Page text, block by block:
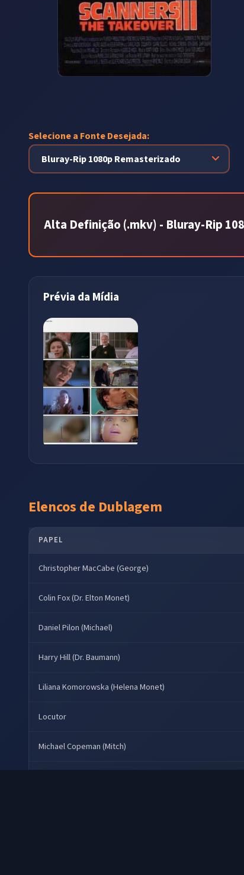
Selecione a Fonte Desejada:
Alta Definição (.mkv) - Bluray-Rip
Prévia da Mídia
Elencos de Dublagem
PAPEL
Christopher MacCabe (George)
Colin Fox (Dr. Elton Monet)
Daniel Pilon (Michael)
Harry Hill (Dr. Baumann)
Liliana Komorowska (Helena Monet)
Locutor
Michael Copeman (Mitch)